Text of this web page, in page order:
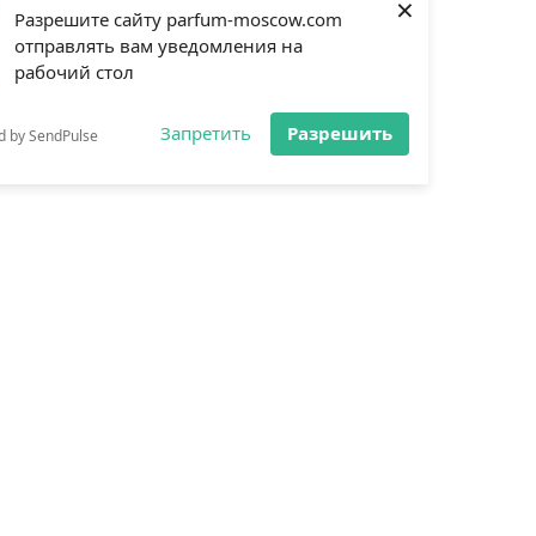
Разрешите сайту parfum-moscow.com
отправлять вам уведомления на
рабочий стол
by SendPulse Запретить Разрешить
×